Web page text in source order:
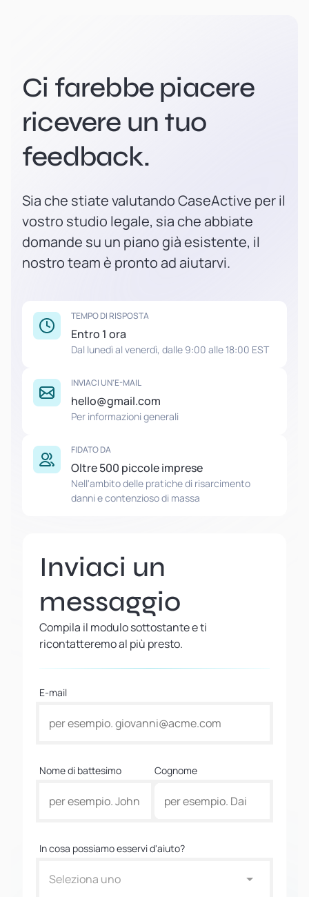
Ci farebbe piacere
ricevere un tuo
feedback.
Sia che stiate valutando CaseActive per il
vostro studio legale, sia che abbiate
domande su un piano già esistente, il
nostro team è pronto ad aiutarvi.
TEMPO DI RISPOSTA
Entro 1 ora
Dal lunedì al venerdì, dalle 9:00 alle 18:00 EST
INVIACI UN'E-MAIL
hello@gmail.com
Per informazioni generali
FIDATO DA
Oltre 500 piccole imprese
Nell'ambito delle pratiche di risarcimento
danni e contenzioso di massa
Inviaci un
messaggio
Compila il modulo sottostante e ti
ricontatteremo al più presto.
E-mail
Nome di battesimo Cognome
In cosa possiamo esservi d'aiuto?
Seleziona uno